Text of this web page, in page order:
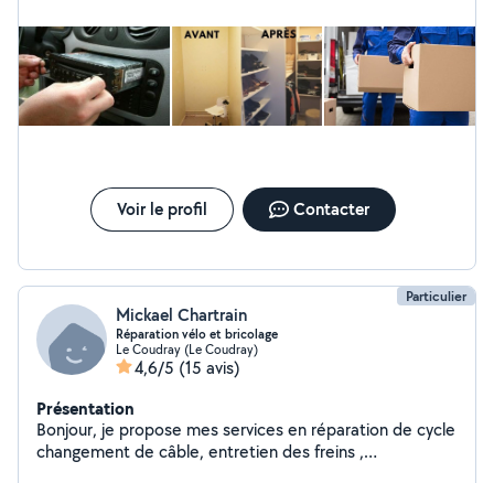
Voir le profil Contacter
Particulier
Mickael Chartrain
Réparation vélo et bricolage
Le Coudray (Le Coudray)
4,6/5 (15 avis)
Présentation
Bonjour, je propose mes services en réparation de cycle
changement de câble, entretien des freins ,